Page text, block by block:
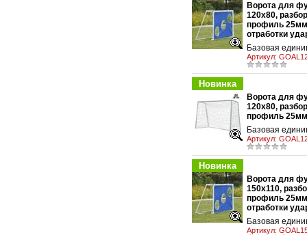
Ворота для
120х80,
профиль
отработки
Базовая
Артикул:
Новинка
Ворота для
120х80,
профиль
Базовая
Артикул:
Новинка
Ворота для
150х110,
профиль
отработки
Базовая
Артикул: